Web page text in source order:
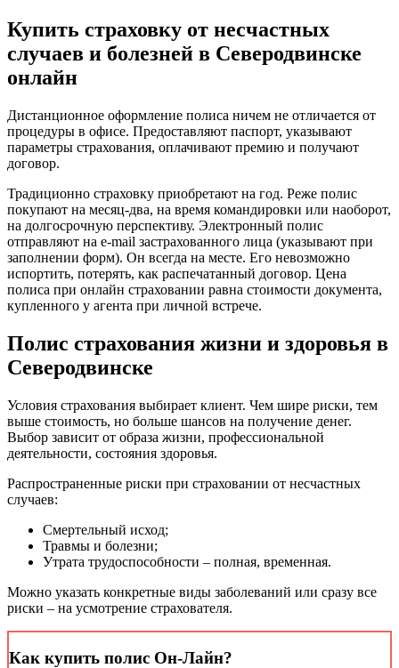
Купить страховку от несчастных
случаев и болезней в Северодвинске
онлайн
Дистанционное оформление полиса ничем не отличается от
процедуры в офисе. Предоставляют паспорт, указывают
параметры страхования, оплачивают премию и получают
договор.
Традиционно страховку приобретают на год. Реже полис
покупают на месяц-два, на время командировки или наоборот,
на долгосрочную перспективу. Электронный полис
отправляют на e-mail застрахованного лица (указывают при
заполнении форм). Он всегда на месте. Его невозможно
испортить, потерять, как распечатанный договор. Цена
полиса при онлайн страховании равна стоимости документа,
купленного у агента при личной встрече.
Полис страхования жизни и здоровья в
Северодвинске
Условия страхования выбирает клиент. Чем шире риски, тем
выше стоимость, но больше шансов на получение денег.
Выбор зависит от образа жизни, профессиональной
деятельности, состояния здоровья.
Распространенные риски при страховании от несчастных
случаев:
Смертельный исход;
Травмы и болезни;
Утрата трудоспособности – полная, временная.
Можно указать конкретные виды заболеваний или сразу все
риски – на усмотрение страхователя.
Как купить полис Он-Лайн?